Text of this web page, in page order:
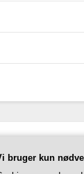
bruger kun